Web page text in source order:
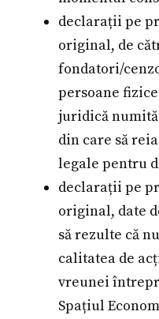
declarații pe
original, de
fondatori/
persoane
juridică
din care să
legale pentru
declarații pe
original, date
să rezulte că
calitatea de
vreunei
Spațiul